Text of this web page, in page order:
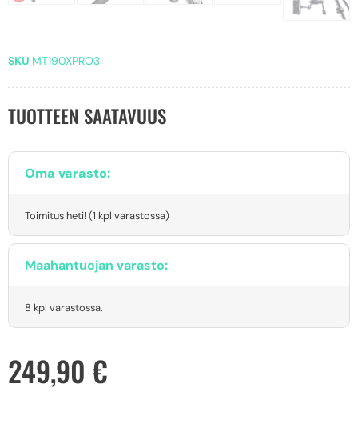
SKU MT190XPRO3
TUOTTEEN SAATAVUUS
Oma varasto:
Toimitus heti! (1 kpl varastossa)
Maahantuojan varasto:
8 kpl varastossa.
249,90 €